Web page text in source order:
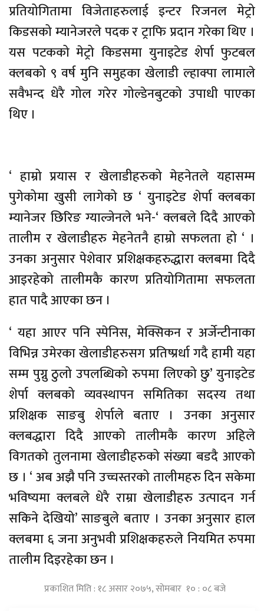
प्रतियोगितामा विजेताहरुलाई इन्टर रिजनल मेट्रो
किडसको म्यानेजरले पदक र ट्राफि प्रदान गरेका थिए ।
यस पटकको मेट्रो किडसमा युनाइटेड शेर्पा फुटबल
क्लबको ९ वर्ष मुनि समुहका खेलाडी ल्हाक्पा लामाले
सवैभन्द धेरै गोल गरेर गोल्डेनबुटको उपाधी पाएका
थिए ।
‘ हाम्रो प्रयास र खेलाडीहरुको मेहनेतले यहासम्म
पुगेकोमा खुसी लागेको छ ‘ युनाइटेड शेर्पा क्लबका
म्यानेजर छिरिङ ग्याल्जेनले भने-‘ क्लबले दिदै आएको
तालीम र खेलाडीहरु मेहनेतनै हाम्रो सफलता हो ‘ ।
उनका अनुसार पेशेवार प्रशिक्षकहरुद्धारा क्लबमा दिदै
आइरहेको तालीमकै कारण प्रतियोगितामा सफलता
हात पादै आएका छन ।
‘ यहा आएर पनि स्पेनिस, मेक्सिकन र अर्जेन्टीनाका
विभिन्न उमेरका खेलाडीहरुसग प्रतिष्प्रर्धा गदै हामी यहा
सम्म पुग्नु ठुलो उपलब्धिको रुपमा लिएको छु’ युनाइटेड
शेर्पा क्लबको व्यवस्थापन समितिका सदस्य तथा
प्रशिक्षक साङबु शेर्पाले बताए । उनका अनुसार
क्लबद्धारा दिदै आएको तालीमकै कारण अहिले
विगतको तुलनामा खेलाडीहरुको संख्या बडदै आएको
छ । ‘ अब अझै पनि उच्चस्तरको तालीमहरु दिन सकेमा
भविष्यमा क्लबले धेरै राम्रा खेलाडीहरु उत्पादन गर्न
सकिने देखियो’ साङबुले बताए । उनका अनुसार हाल
क्लबमा ६ जना अनुभवी प्रशिक्षकहरुले नियमित रुपमा
तालीम दिइरहेका छन ।
प्रकाशित मिति : १८ असार २०७५, सोमबार १० : ०८ बजे